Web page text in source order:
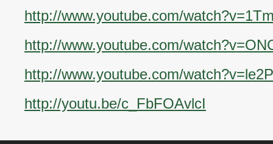
http://www.youtube.com/
http://www.youtube.com/
http://www.youtube.com/
http://youtu.be/c_FbFOAvlcI